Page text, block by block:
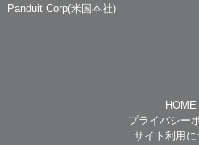
Panduit Corp(米国本社)
HOME
プライバシー
サイト利用に